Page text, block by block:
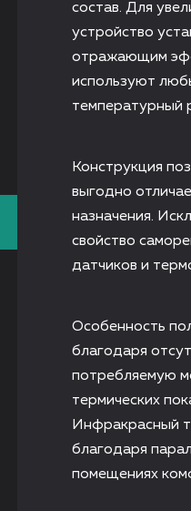
состав. Для
устройство
отражающим
используют
температурный
Конструкция
выгодно
назначения.
свойство
датчиков и
Особенность
благодаря
потребляемую
термических
Инфракрасный
благодаря
помещениях